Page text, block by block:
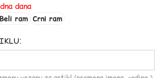
dana
Beli ram Crni ram